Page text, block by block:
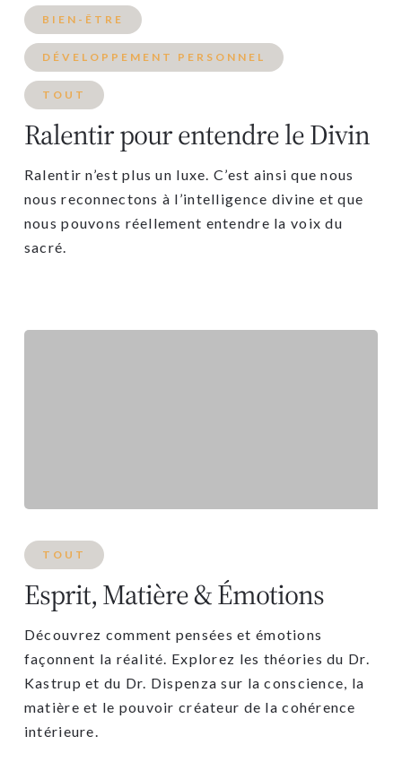
BIEN-ÊTRE
DÉVELOPPEMENT PERSONNEL
TOUT
Ralentir pour entendre le Divin
Ralentir n’est plus un luxe. C’est ainsi que nous
nous reconnectons à l’intelligence divine et que
nous pouvons réellement entendre la voix du
sacré.
TOUT
Esprit, Matière & Émotions
Découvrez comment pensées et émotions
façonnent la réalité. Explorez les théories du Dr.
Kastrup et du Dr. Dispenza sur la conscience, la
matière et le pouvoir créateur de la cohérence
intérieure.